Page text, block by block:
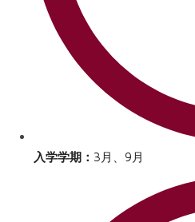
入学学期： 3月、9月